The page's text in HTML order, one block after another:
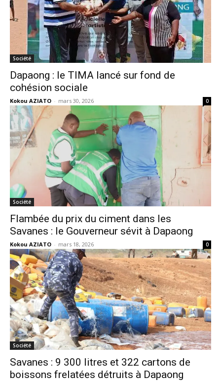
Société
Dapaong : le TIMA lancé sur fond de
cohésion sociale
Kokou AZIATO - mars 30, 2026 0
Société
Flambée du prix du ciment dans les
Savanes : le Gouverneur sévit à Dapaong
Kokou AZIATO - mars 18, 2026 0
Société
Savanes : 9 300 litres et 322 cartons de
boissons frelatées détruits à Dapaong